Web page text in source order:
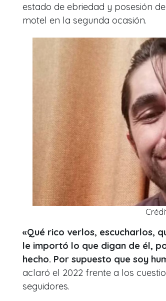
estado de ebriedad y posesión
motel en la segunda ocasión.
«Qué rico verlos, escucharlos,
le importó lo que digan de él,
hecho. Por supuesto que soy
aclaró el 2022 frente a los
seguidores.